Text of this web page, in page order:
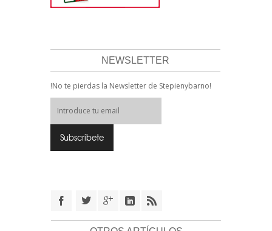
NEWSLETTER
!No te pierdas la Newsletter de Stepienybarno!